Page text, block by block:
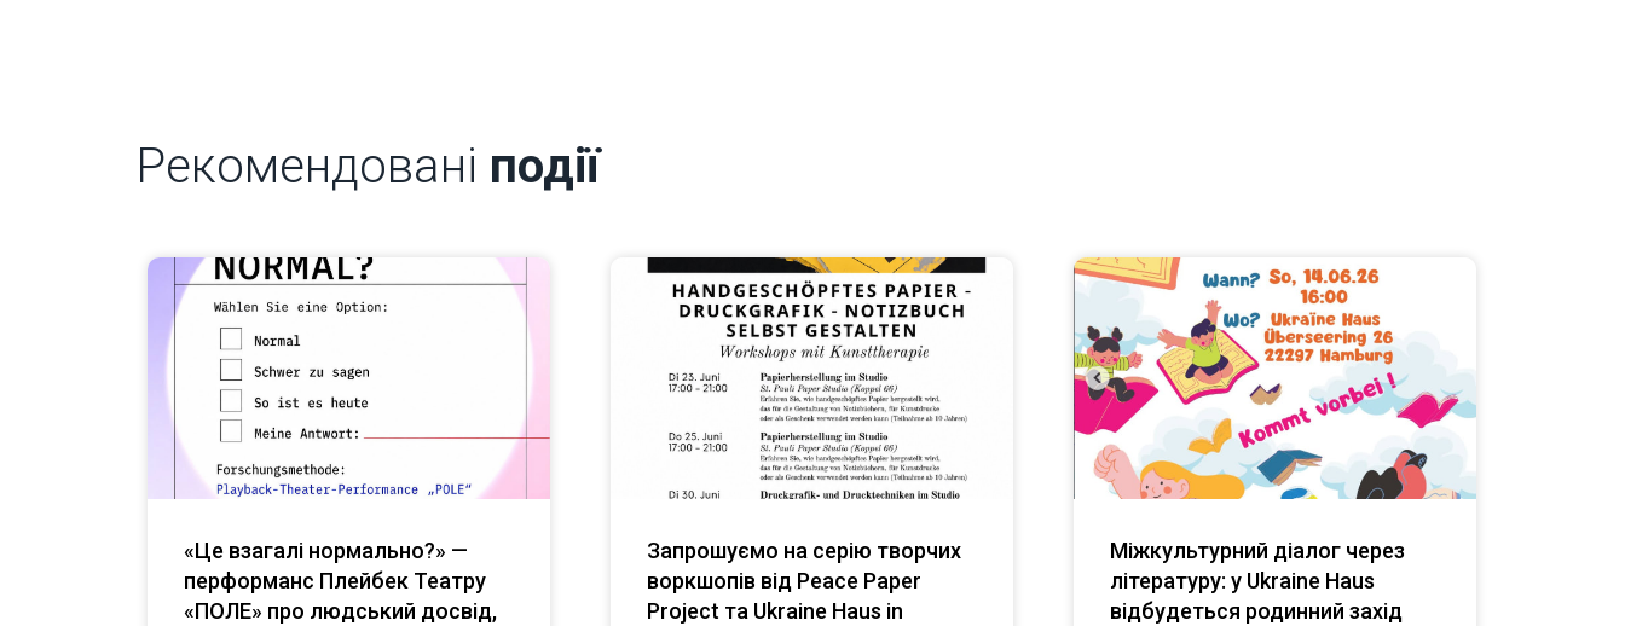
Рекомендовані події
«Це взагалі нормально?» —
перформанс Плейбек Театру
«ПОЛЕ» про людський досвід,
Запрошуємо на серію творчих
воркшопів від Peace Paper
Project та Ukraine Haus in
Міжкультурний діалог через
літературу: у Ukraine Haus
відбудеться родинний захід